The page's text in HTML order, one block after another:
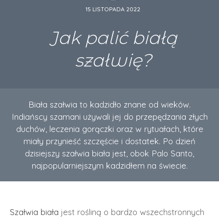
15 LISTOPADA 2022
Jak palić białą
szałwię?
Biała szałwia to kadzidło znane od wieków.
Indiańscy szamani używali jej do przepędzania złych
duchów, leczenia gorączki oraz w rytuałach, które
miały przynieść szczęście i dostatek. Po dzień
dzisiejszy szałwia biała jest, obok Palo Santo,
najpopularniejszym kadzidłem na świecie.
Szałwia biała jest rośliną o bardzo wszechstronnych